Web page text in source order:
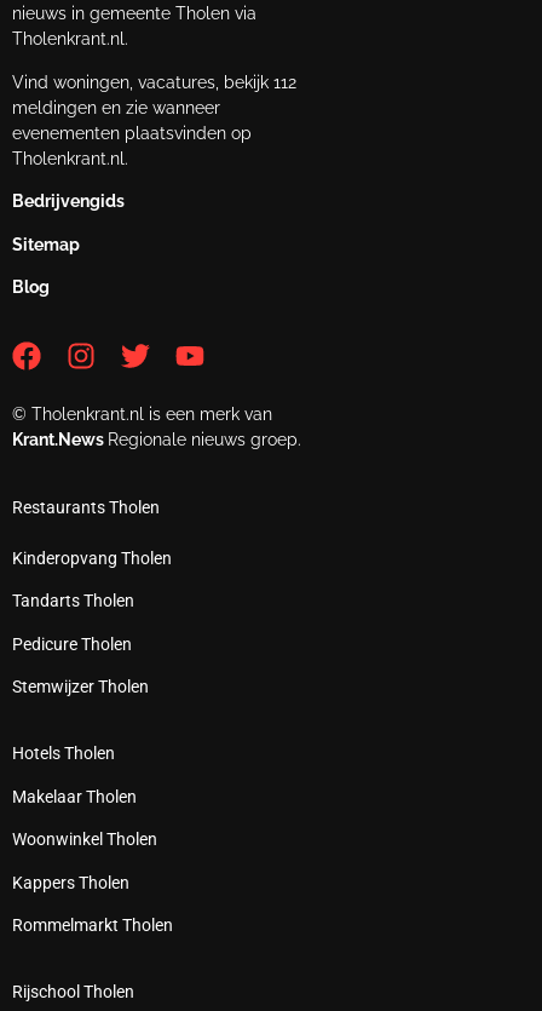
nieuws in gemeente Tholen via
Tholenkrant.nl.
Vind woningen, vacatures, bekijk 112
meldingen en zie wanneer
evenementen plaatsvinden op
Tholenkrant.nl.
Bedrijvengids
Sitemap
Blog
© Tholenkrant.nl is een merk van
Krant.News Regionale nieuws groep.
Restaurants Tholen
Kinderopvang Tholen
Tandarts Tholen
Pedicure Tholen
Stemwijzer Tholen
Hotels Tholen
Makelaar Tholen
Woonwinkel Tholen
Kappers Tholen
Rommelmarkt Tholen
Rijschool Tholen